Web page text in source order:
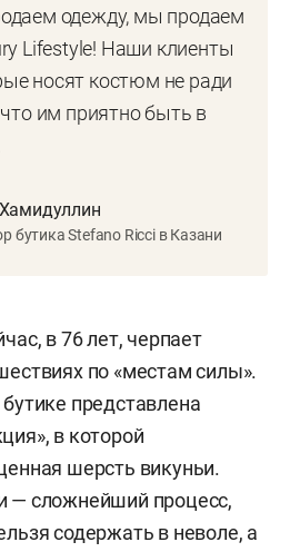
одежду, мы продаем
Lifestyle! Наши клиенты
носят костюм не ради
им приятно быть в
бутика Stefano Ricci в Казани
в 76 лет, черпает
по «местам силы».
представлена
в которой
шерсть викуньи.
— сложнейший процесс,
содержать в неволе, а